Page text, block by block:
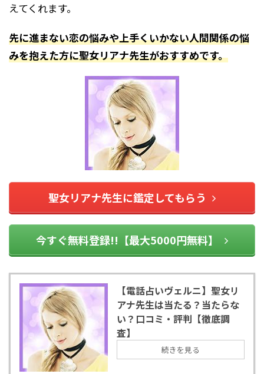
えてくれます。
先に進まない恋の悩みや上手くいかない人間関係の悩
みを抱えた方に聖女リアナ先生がおすすめです。
聖女リアナ先生に鑑定してもらう
今すぐ無料登録!!【最大5000円無料】
【電話占いヴェルニ】聖女リ
アナ先生は当たる？当たらな
い？口コミ・評判【徹底調
査】
続きを見る